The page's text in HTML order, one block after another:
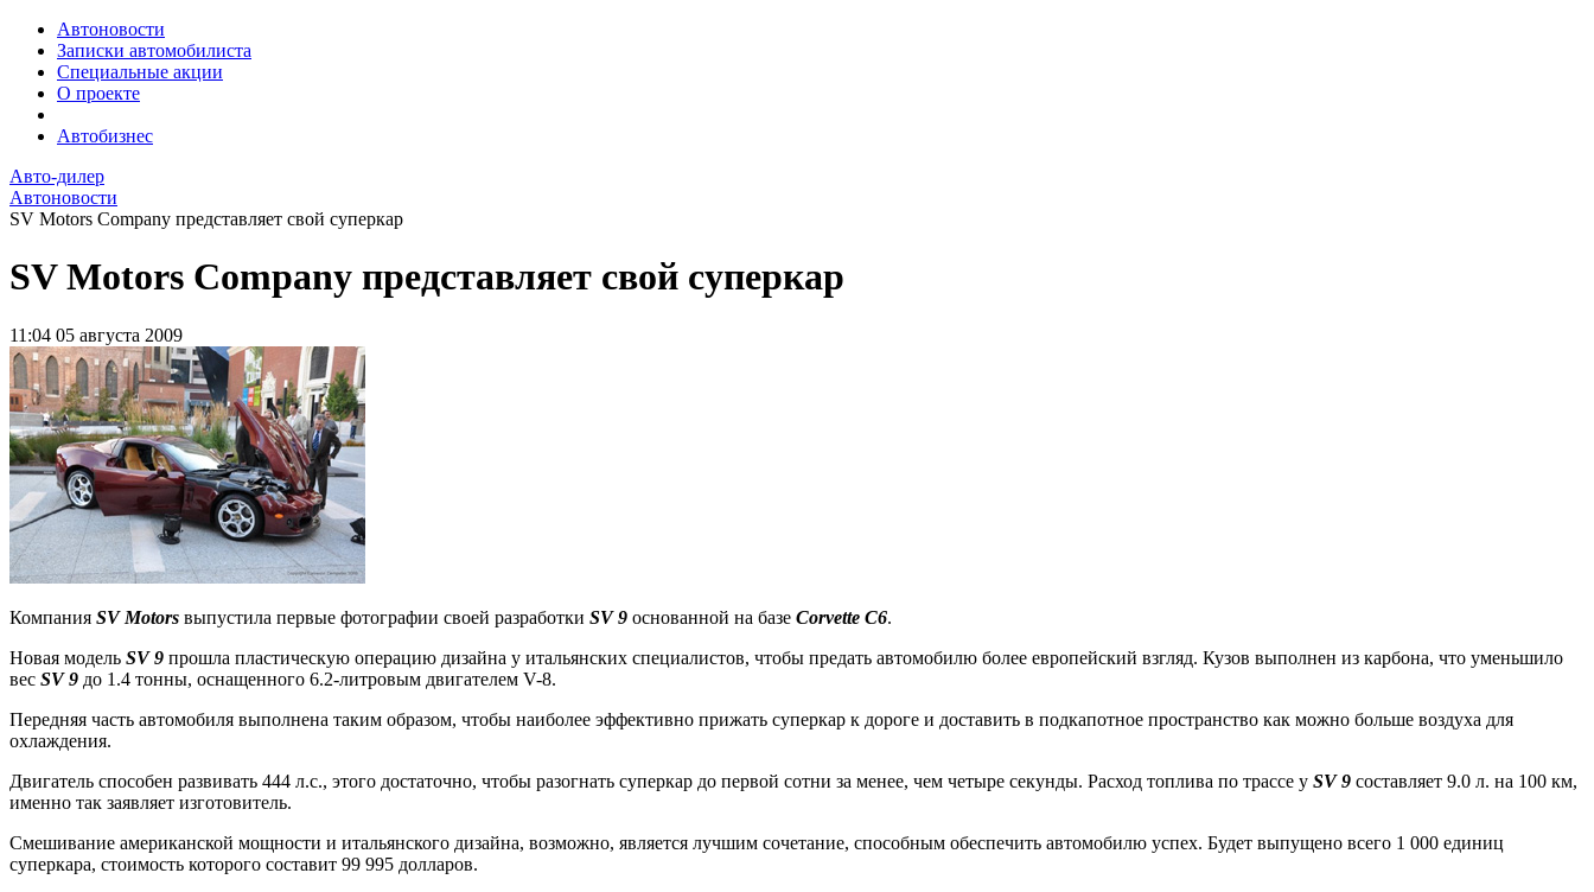
Автоновости
Записки автомобилиста
Специальные акции
О проекте
Автобизнес
Авто-дилер
Автоновости
SV Motors Company представляет свой суперкар
SV Motors Company представляет свой суперкар
11:04 05 августа 2009
Компания SV Motors выпустила первые фотографии своей разработки SV 9 основанной на базе Corvette C6.
Новая модель SV 9 прошла пластическую операцию дизайна у итальянских специалистов, чтобы предать автомобилю более европейский взгляд. Кузов выполнен из карбона, что уменьшило
вес SV 9 до 1.4 тонны, оснащенного 6.2-литровым двигателем V-8.
Передняя часть автомобиля выполнена таким образом, чтобы наиболее эффективно прижать суперкар к дороге и доставить в подкапотное пространство как можно больше воздуха для
охлаждения.
Двигатель способен развивать 444 л.с., этого достаточно, чтобы разогнать суперкар до первой сотни за менее, чем четыре секунды. Расход топлива по трассе у SV 9 составляет 9.0 л. на 100 км,
именно так заявляет изготовитель.
Смешивание американской мощности и итальянского дизайна, возможно, является лучшим сочетание, способным обеспечить автомобилю успех. Будет выпущено всего 1 000 единиц
суперкара, стоимость которого составит 99 995 долларов.